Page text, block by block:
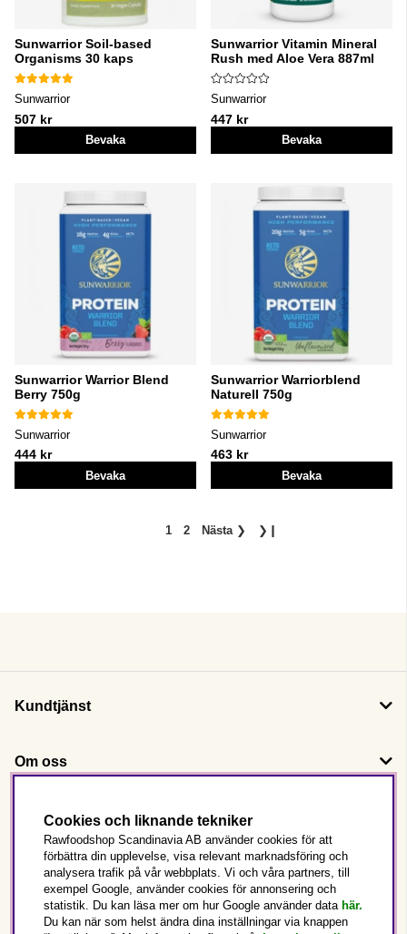
Sunwarrior Soil-based
Organisms 30 kaps
Sunwarrior
507 kr
Bevaka
Sunwarrior Vitamin Mineral
Rush med Aloe Vera 887ml
Sunwarrior
447 kr
Bevaka
Sunwarrior Warrior Blend
Berry 750g
Sunwarrior
444 kr
Bevaka
Sunwarrior Warriorblend
Naturell 750g
Sunwarrior
463 kr
Bevaka
1 2 Nästa ❯ ❯❙
Kundtjänst
Om oss
Följ oss
Det här är Rawfoodshop
Sverige
Cookies och liknande tekniker
Rawfoodshop Scandinavia AB använder cookies för att
förbättra din upplevelse, visa relevant marknadsföring och
analysera trafik på vår webbplats. Vi och våra partners, till
exempel Google, använder cookies för annonsering och
statistik. Du kan läsa mer om hur Google använder data här.
Du kan när som helst ändra dina inställningar via knappen